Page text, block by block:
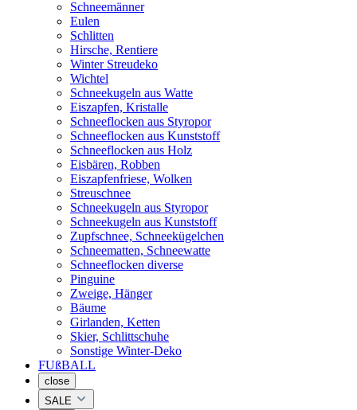
Schneemänner
Eulen
Schlitten
Hirsche, Rentiere
Winter Streudeko
Wichtel
Schneekugeln aus Watte
Eiszapfen, Kristalle
Schneeflocken aus Styropor
Schneeflocken aus Kunststoff
Schneeflocken aus Holz
Eisbären, Robben
Eiszapfenfriese, Wolken
Streuschnee
Schneekugeln aus Styropor
Schneekugeln aus Kunststoff
Zupfschnee, Schneekügelchen
Schneematten, Schneewatte
Schneeflocken diverse
Pinguine
Zweige, Hänger
Bäume
Girlanden, Ketten
Skier, Schlittschuhe
Sonstige Winter-Deko
FUßBALL
close
SALE